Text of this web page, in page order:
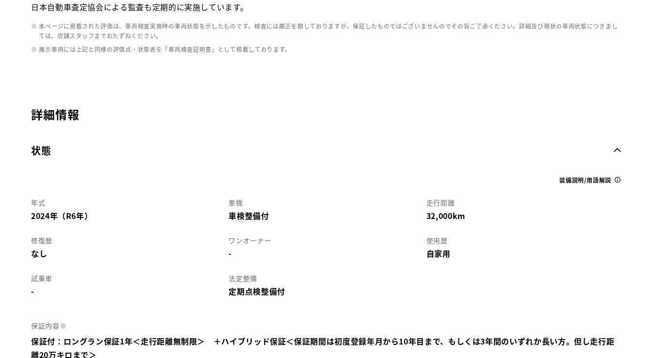
日本自動車査定協会による監査も定期的に実施しています。
※ 本ページに掲載された評価は、車両検査実施時の車両状態を示したものです。検査には厳正を期しておりますが、保証したものではございませんのでその旨ご了承ください。詳細及び現状の車両状態につきまし
ては、店舗スタッフまでおたずねください。
※ 展示車両には上記と同様の評価点・状態表を「車両検査証明書」として搭載しております。
詳細情報
状態
装備説明/用語解説
年式
2024年（R6年）
車検
車検整備付
走行距離
32,000km
修復歴
なし
ワンオーナー
-
使用歴
自家用
試乗車
-
法定整備
定期点検整備付
保証内容※
保証付：ロングラン保証1年＜走行距離無制限＞ ＋ハイブリッド保証＜保証期間は初度登録年月から10年目まで、もしくは3年間のいずれか長い方。但し走行距
離20万キロまで＞